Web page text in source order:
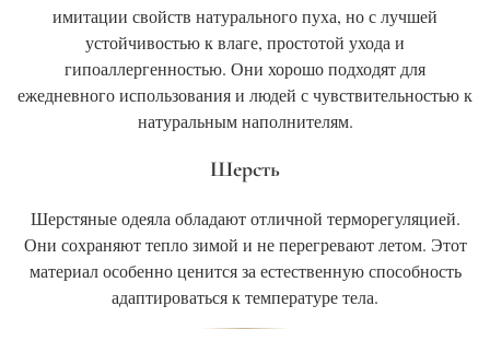
имитации свойств натурального пуха, но с лучшей
устойчивостью к влаге, простотой ухода и
гипоаллергенностью. Они хорошо подходят для
ежедневного использования и людей с чувствительностью к
натуральным наполнителям.
Шерсть
Шерстяные одеяла обладают отличной терморегуляцией.
Они сохраняют тепло зимой и не перегревают летом. Этот
материал особенно ценится за естественную способность
адаптироваться к температуре тела.